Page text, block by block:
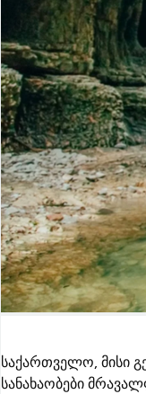
საქართველო, მისი
სანახაობები